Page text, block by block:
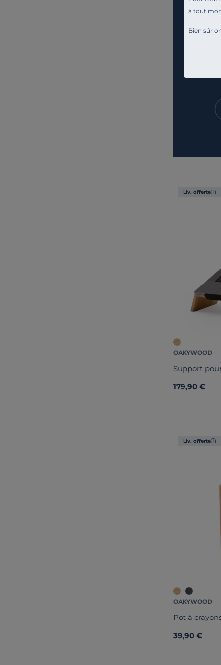
à tout
Bien sûr
Liv. offerte
OAKYWOOD
Support
179,90 €
Liv. offerte
OAKYWOOD
Pot à
39,90 €